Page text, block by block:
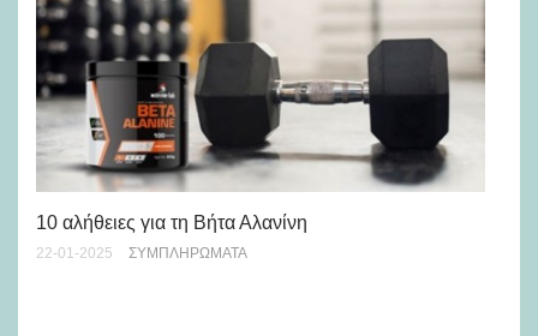
10 αλήθειες για τη Βήτα Αλανίνη
22-01-2025 ΣΥΜΠΛΗΡΏΜΑΤΑ